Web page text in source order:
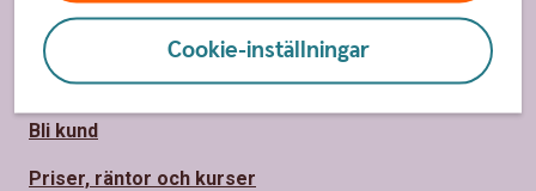
Cookie-inställningar
Spärrhjälp
Hitta bankkontor
Bli kund
Priser, räntor och kurser